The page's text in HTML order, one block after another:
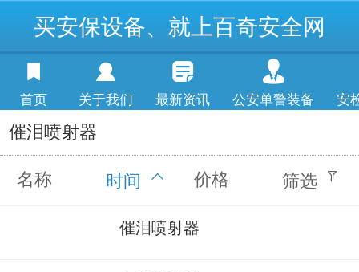
买安保设备、就上百奇安全网
首页 关于我们 最新资讯 公安单警装备 安
催泪喷射器
名称 时间 价格 筛选
催泪喷射器